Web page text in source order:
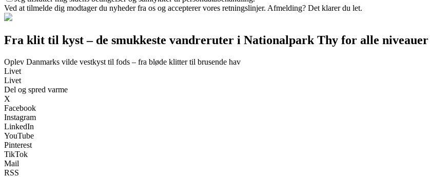
Ved at tilmelde dig modtager du nyheder fra os og accepterer vores retningslinjer. Afmelding? Det klarer du let.
Fra klit til kyst – de smukkeste vandreruter i Nationalpark Thy for alle niveauer
Oplev Danmarks vilde vestkyst til fods – fra bløde klitter til brusende hav
Livet
Livet
Del og spred varme
X
Facebook
Instagram
LinkedIn
YouTube
Pinterest
TikTok
Mail
RSS